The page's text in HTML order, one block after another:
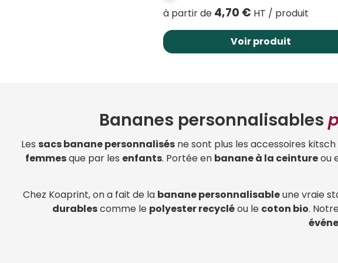
à partir de 4,70 € HT / produit
Voir produit
Bananes personnalisables
Les sacs banane personnalisés ne sont plus les accessoires kitsch
femmesque par les enfants. Portée en banane à la ceintureou
Chez Koaprint, on a fait de la banane personnalisableune vraie
durablescomme le polyester recycléou le coton bio.